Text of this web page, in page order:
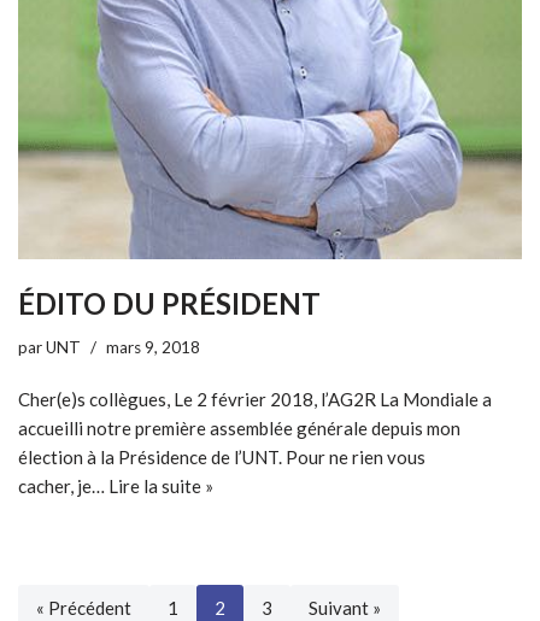
ÉDITO DU PRÉSIDENT
parUNT mars 9, 2018
Cher(e)s collègues, Le 2 février 2018, l’AG2R La Mondiale a
accueilli notre première assemblée générale depuis mon
élection à la Présidence de l’UNT. Pour ne rien vous
cacher, je… Lire la suite »
« Précédent 1 2 3 Suivant »